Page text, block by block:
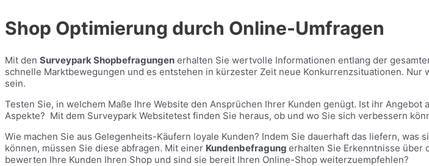
Shop Optimierung durch Online-Umfragen
Mit den Surveypark Shopbefragungen erhalten Sie wertvolle Informationen entlang der
schnelle Marktbewegungen und es entstehen in kürzester Zeit neue Konkurrenzsituationen. Nur
sein.
Testen Sie, in welchem Maße Ihre Website den Ansprüchen Ihrer Kunden genügt. Ist ihr
Aspekte? Mit dem Surveypark Websitetest finden Sie heraus, ob und wo Sie sich verbessern
Wie machen Sie aus Gelegenheits-Käufern loyale Kunden? Indem Sie dauerhaft das liefern,
können, müssen Sie diese abfragen. Mit einer Kundenbefragung erhalten Sie Erkenntnisse über
bewerten Ihre Kunden Ihren Shop und sind sie bereit Ihren Online-Shop weiterzuempfehlen?